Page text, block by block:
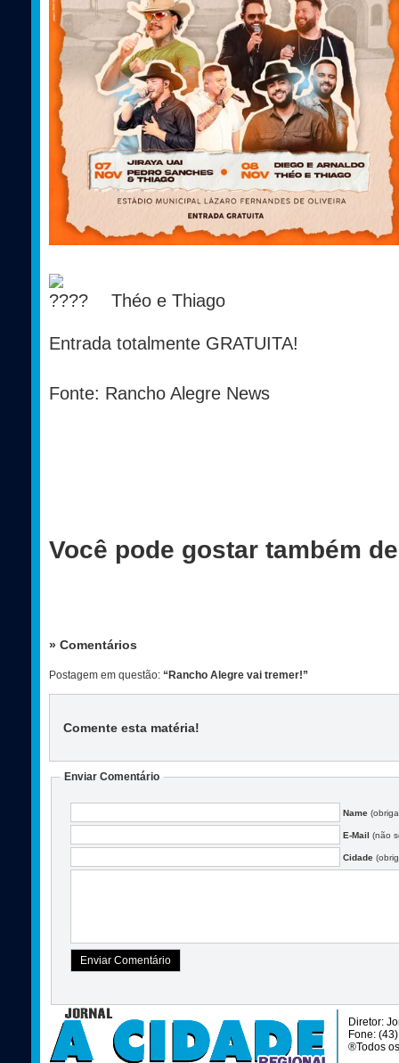
Théo e Thiago
Entrada totalmente GRATUITA!
Fonte: Rancho Alegre News
Você pode gostar também
» Comentários
Postagem em questão: “Rancho Alegre vai tremer!”
Comente esta matéria!
Enviar Comentário
Name
E-Mail (não
Cidade
Diretor:
Fone:
®Todos